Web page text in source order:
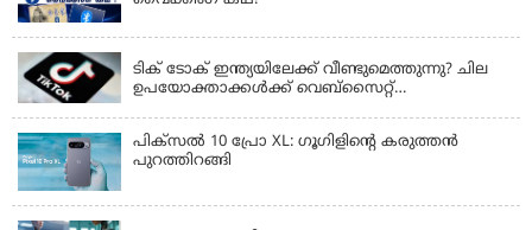
ടിക് ടോക് ഇന്ത്യയിലേക്ക് വീണ്ടുമെത്തുന്നു? ചില
ഉപയോക്താക്കൾക്ക് വെബ്സൈറ്റ്
പിക്സൽ 10 പ്രോ XL: ഗൂഗിളിന്റെ കരുത്തൻ
പുറത്തിറങ്ങി